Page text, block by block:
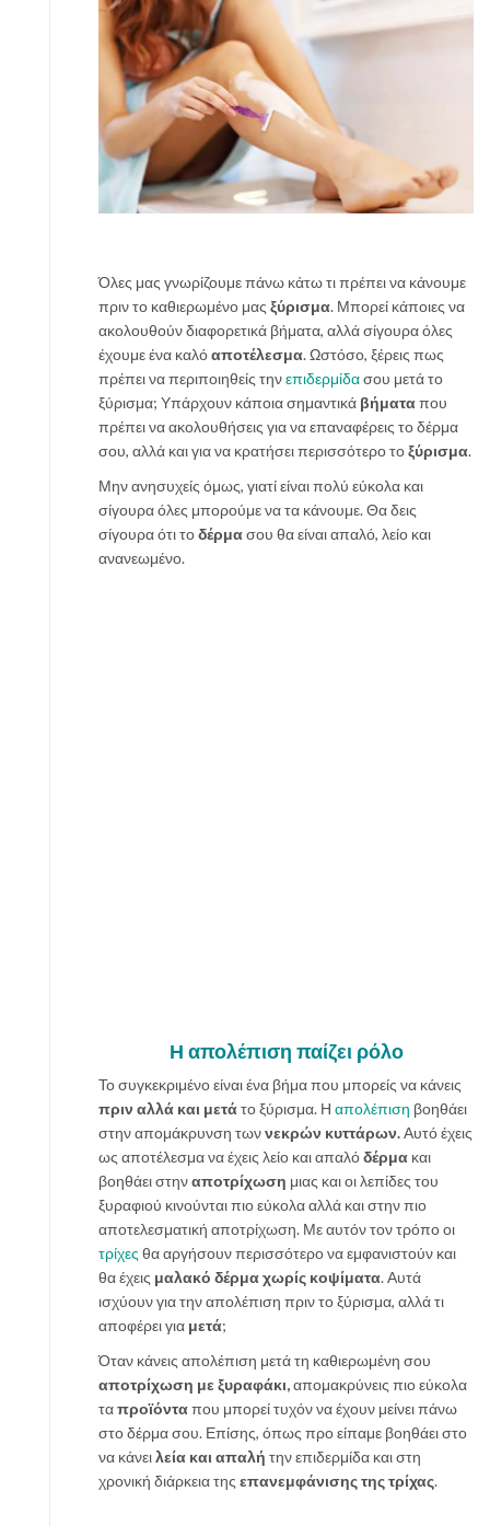
Όλες μας γνωρίζουμε πάνω κάτω τι πρέπει να κάνουμε
πριν το καθιερωμένο μας ξύρισμα. Μπορεί κάποιες να
ακολουθούν διαφορετικά βήματα, αλλά σίγουρα όλες
έχουμε ένα καλόαποτέλεσμα. Ωστόσο, ξέρεις πως
πρέπει να περιποιηθείς τηνεπιδερμίδασου μετά το
ξύρισμα; Υπάρχουν κάποια σημαντικά βήματαπου
πρέπει να ακολουθήσεις για να επαναφέρεις το δέρμα
σου, αλλά και για να κρατήσει περισσότερο τοξύρισμα.
Μην ανησυχείς όμως, γιατί είναι πολύ εύκολα και
σίγουρα όλες μπορούμε να τα κάνουμε. Θα δεις
σίγουρα ότι τοδέρμασου θα είναι απαλό, λείο και
ανανεωμένο.
Η απολέπιση παίζει ρόλο
Το συγκεκριμένο είναι ένα βήμα που μπορείς να κάνεις
πριν αλλά και μετάτο ξύρισμα. Η απολέπιση βοηθάει
στην απομάκρυνση τωννεκρών κυττάρων.Αυτό έχεις
ως αποτέλεσμα να έχεις λείο και απαλόδέρμα και
βοηθάει στηναποτρίχωση μιας και οι λεπίδες του
ξυραφιού κινούνται πιο εύκολα αλλά και στην πιο
αποτελεσματική αποτρίχωση. Με αυτόν τον τρόπο οι
τρίχες θα αργήσουν περισσότερο να εμφανιστούν και
θα έχεις μαλακό δέρμα χωρίς κοψίματα. Αυτά
ισχύουν για την απολέπιση πριν το ξύρισμα, αλλά τι
αποφέρει για μετά;
Όταν κάνεις απολέπιση μετά τη καθιερωμένη σου
αποτρίχωση με ξυραφάκι,απομακρύνεις πιο εύκολα
ταπροϊόνταπου μπορεί τυχόν να έχουν μείνει πάνω
στο δέρμα σου. Επίσης, όπως προ είπαμε βοηθάει στο
να κάνειλεία και απαλή την επιδερμίδα και στη
χρονική διάρκεια της επανεμφάνισης της τρίχας.